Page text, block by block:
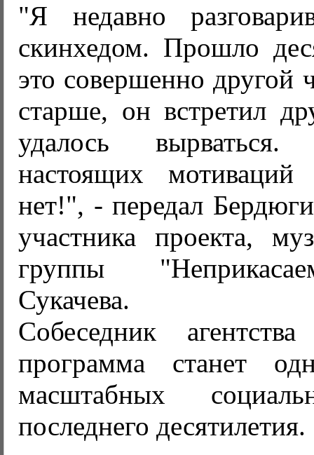
"Я недавно
скинхедом. Прошло
это совершенно другой
старше, он встретил
удалось
настоящих мотиваций
нет!", - передал
участника проекта,
группы
Сукачева.
Собеседник
программа станет
масштабных
последнего десятилетия.